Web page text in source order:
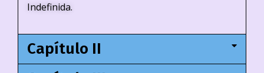
Indefinida.​
Capítulo II